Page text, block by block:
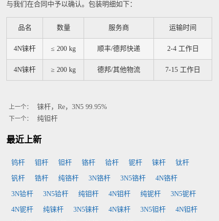
与我们在合同中予以确认。包装明细如下：
品名 数量 服务商 运输时间
4N铼杆 ≤ 200 kg 顺丰/德邦快递 2-4 工作日
4N铼杆 ≥ 200 kg 德邦/其他物流 7-15 工作日
上一个： 铼杆，Re，3N5 99.95%
下一个： 纯钽杆
最近上新
钨杆 钼杆 钽杆 铬杆 铪杆 铌杆 铼杆 钛杆
钒杆 锆杆 纯铬杆 3N铬杆 3N5铬杆 4N铬杆
3N铪杆 3N5铪杆 纯钼杆 4N钼杆 纯铌杆 3N5铌杆
4N铌杆 纯铼杆 3N5铼杆 4N铼杆 3N5钽杆 4N钽杆